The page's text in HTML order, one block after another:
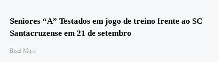
Seniores “A” Testados em jogo de treino frente ao SC
Santacruzense em 21 de setembro
Read More